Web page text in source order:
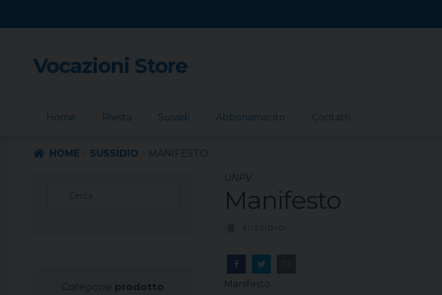
Skip
to
Skip
to
Vocazioni Store
Home Rivista Sussidi Abbonamento Contatti
HOME SUSSIDIO MANIFESTO
UNPV
Manifesto
SUSSIDIO
Manifesto
Categorie prodotto